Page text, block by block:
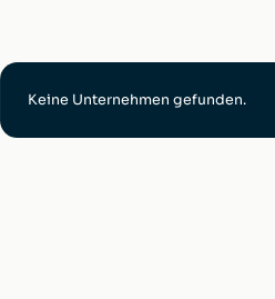
Keine Unternehmen gefunden.